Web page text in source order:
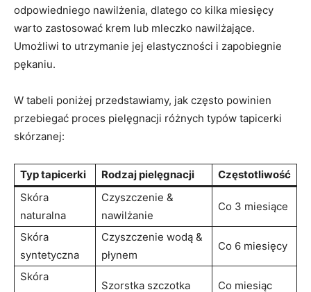
odpowiedniego nawilżenia,‌ dlatego ‌co kilka miesięcy
warto zastosować krem lub mleczko nawilżające.
Umożliwi to utrzymanie jej elastyczności ⁤i‍ zapobiegnie
pękaniu.
W tabeli poniżej przedstawiamy, jak często​ powinien
przebiegać proces pielęgnacji różnych typów ⁤tapicerki
skórzanej:
Typ tapicerki Rodzaj pielęgnacji
Częstotliwość
Skóra
naturalna
Czyszczenie &
nawilżanie
Co‍ 3 ‌miesiące
Skóra
syntetyczna
Czyszczenie wodą &
‍płynem
Co 6 miesięcy
Skóra
Szorstka szczotka Co miesiąc